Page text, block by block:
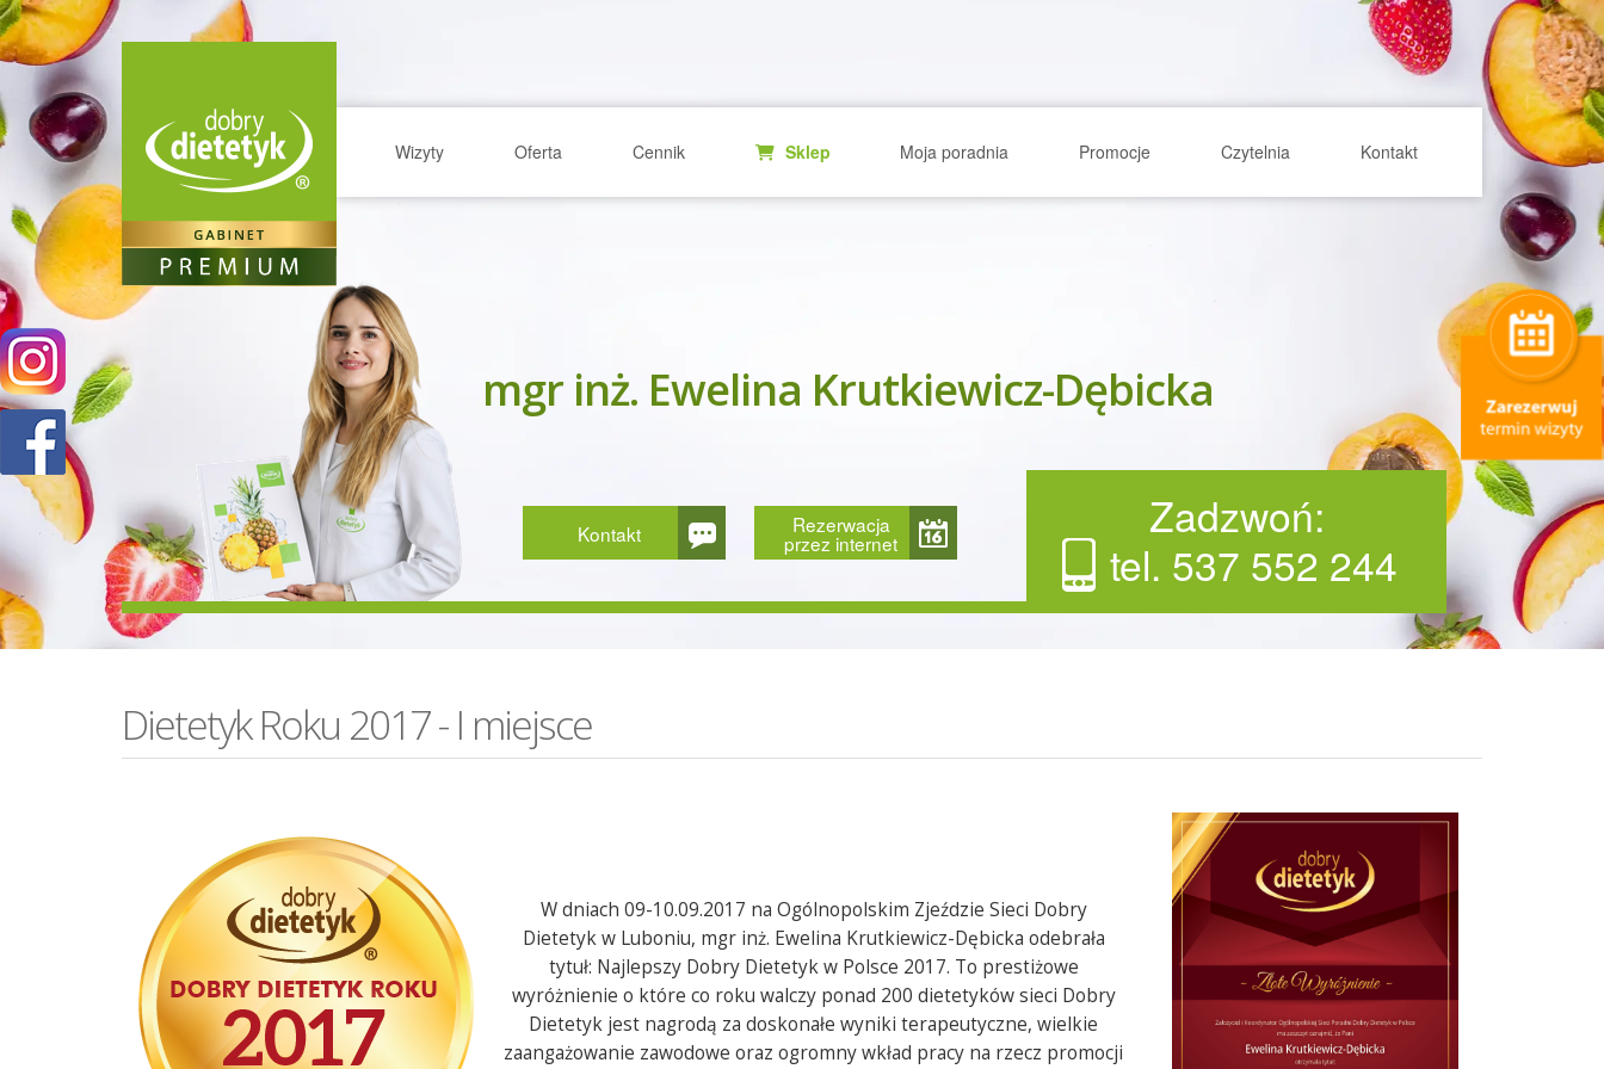
Wizyty Oferta Cennik Sklep Moja poradnia Promocje Czytelnia Kontakt
Kontakt Rezerwacja
przez internet
Zadzwoń:
tel. 537 552 244
mgr inż. Ewelina Krutkiewicz-Dębicka
Dietetyk Roku 2017 - I miejsce
W dniach 09-10.09.2017 na Ogólnopolskim Zjeździe Sieci Dobry
Dietetyk w Luboniu, mgr inż. Ewelina Krutkiewicz-Dębicka odebrała
tytuł: Najlepszy Dobry Dietetyk w Polsce 2017. To prestiżowe
wyróżnienie o które co roku walczy ponad 200 dietetyków sieci Dobry
Dietetyk jest nagrodą za doskonałe wyniki terapeutyczne, wielkie
zaangażowanie zawodowe oraz ogromny wkład pracy na rzecz promocji